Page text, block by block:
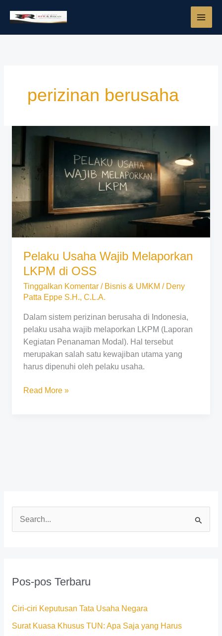
perizinan berusaha
Pelaku Usaha Wajib Melaporkan
LKPM di OSS
Tinggalkan Komentar / Bisnis & UMKM / Deny
Patta Eppe S.H., C.L.A.
Dalam sistem perizinan berusaha di Indonesia,
pelaku usaha wajib melaporkan LKPM (Laporan
Kegiatan Penanaman Modal). Hal tersebut
merupakan salah satu kewajiban utama yang
harus dipenuhi oleh pelaku usaha.
Melaporkan
LKPM
OSS
Read More »
u
u
Pos-pos Terbaru
Ciri-ciri Keputusan Tata Usaha Negara
Surat Kuasa Khusus TUN: Apa Saja yang Harus